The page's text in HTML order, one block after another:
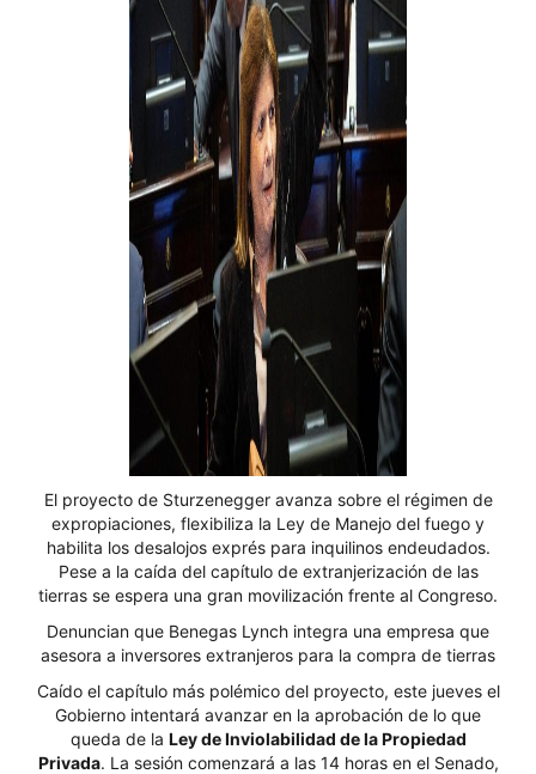
El proyecto de Sturzenegger avanza sobre el régimen de
expropiaciones, flexibiliza la Ley de Manejo del fuego y
habilita los desalojos exprés para inquilinos endeudados.
Pese a la caída del capítulo de extranjerización de las
tierras se espera una gran movilización frente al Congreso.
Denuncian que Benegas Lynch integra una empresa que
asesora a inversores extranjeros para la compra de tierras
Caído el capítulo más polémico del proyecto, este jueves el
Gobierno intentará avanzar en la aprobación de lo que
queda de la Ley de Inviolabilidad de la Propiedad
Privada. La sesión comenzará a las 14 horas en el Senado,